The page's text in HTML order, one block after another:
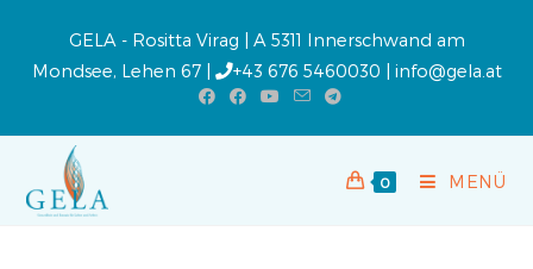
GELA - Rositta Virag | A 5311 Innerschwand am
Mondsee, Lehen 67 |
+43 676 5460030 | info@gela.at
0 MENÜ